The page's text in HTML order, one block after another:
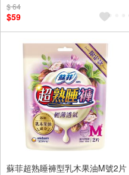
$ 64
$59
蘇菲超熟睡褲型乳木果油M號2片